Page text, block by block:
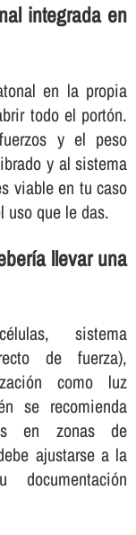
integrada en
en la propia
todo el portón.
y el peso
y al sistema
viable en tu caso
uso que le das.
llevar una
sistema
de fuerza),
como luz
se recomienda
en zonas de
ajustarse a la